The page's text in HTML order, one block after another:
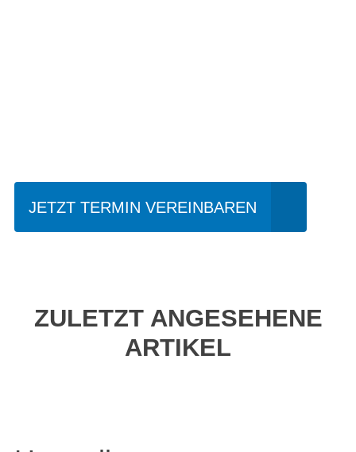
JETZT TERMIN VEREINBAREN
ZULETZT ANGESEHENE
ARTIKEL